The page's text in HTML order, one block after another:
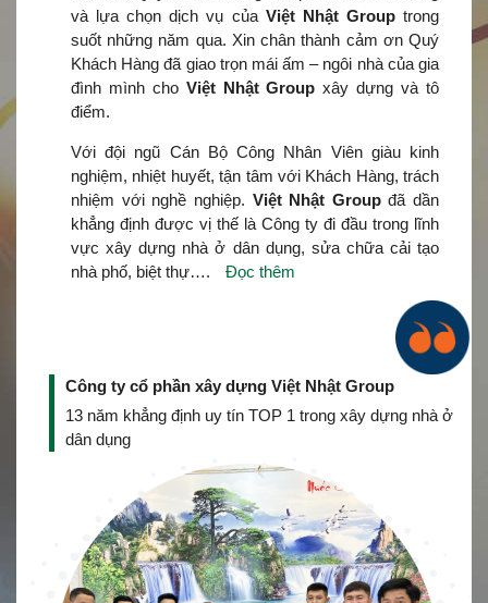
và lựa chọn dịch vụ của Việt Nhật Grouptrong
suốt những năm qua. Xin chân thành cảm ơn Quý
Khách Hàng đã giao trọn mái ấm – ngôi nhà của gia
đình mình cho Việt Nhật Group xây dựng và tô
điểm.
Với đội ngũ Cán Bộ Công Nhân Viên giàu kinh
nghiệm, nhiệt huyết, tận tâm với Khách Hàng, trách
nhiệm với nghề nghiệp. Việt Nhật Groupđã dần
khẳng định được vị thế là Công ty đi đầu trong lĩnh
vực xây dựng nhà ở dân dụng, sửa chữa cải tạo
nhà phố, biệt thự….
Đọc thêm
Công ty cổ phần xây dựng Việt Nhật Group
13 năm khẳng định uy tín TOP 1 trong xây dựng nhà ở
dân dụng